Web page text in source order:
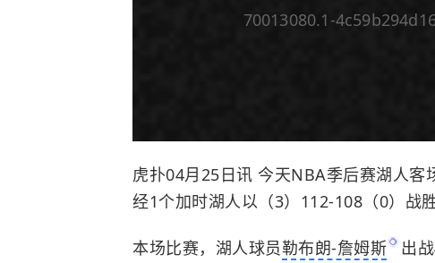
70013080.1-
虎扑04月25日讯 今天NBA季后赛湖人客
经1个加时湖人以（3）112-108（0）战胜
本场比赛，湖人球员勒布朗-詹姆斯
出